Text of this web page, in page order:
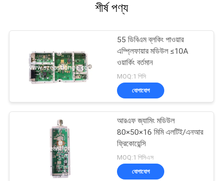
শীর্ষ পণ্য
55 ডিবিএম ব্লকিং পাওয়ার
এম্প্লিফায়ার মডিউল ≤10A
ওয়ার্কিং বর্তমান
MOQ:1 পিসি
যোগাযোগ
আরএফ জ্যামিং মডিউল
80×50×16 মিমি এলটিই/এনআর
ফ্রিকোয়েন্সি
MOQ:1 পিসিএস
যোগাযোগ